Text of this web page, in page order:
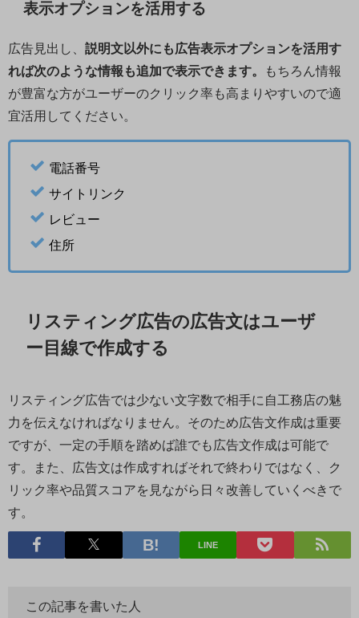
表示オプションを活用する
広告見出し、 説明文以外にも広告表示オプションを活用す
れば次のような情報も追加で表示できます。
もちろん情報
が豊富な方がユーザーのクリック率も高まりやすいので適
宜活用してください。
電話番号
サイトリンク
レビュー
住所
リスティング広告の広告文はユーザ
ー目線で作成する
リスティング広告では少ない文字数で相手に自工務店の魅
力を伝えなければなりません。そのため広告文作成は重要
ですが、一定の手順を踏めば誰でも広告文作成は可能で
す。また、広告文は作成すればそれで終わりではなく、ク
リック率や品質スコアを見ながら日々改善していくべきで
す。
LINE
この記事を書いた人